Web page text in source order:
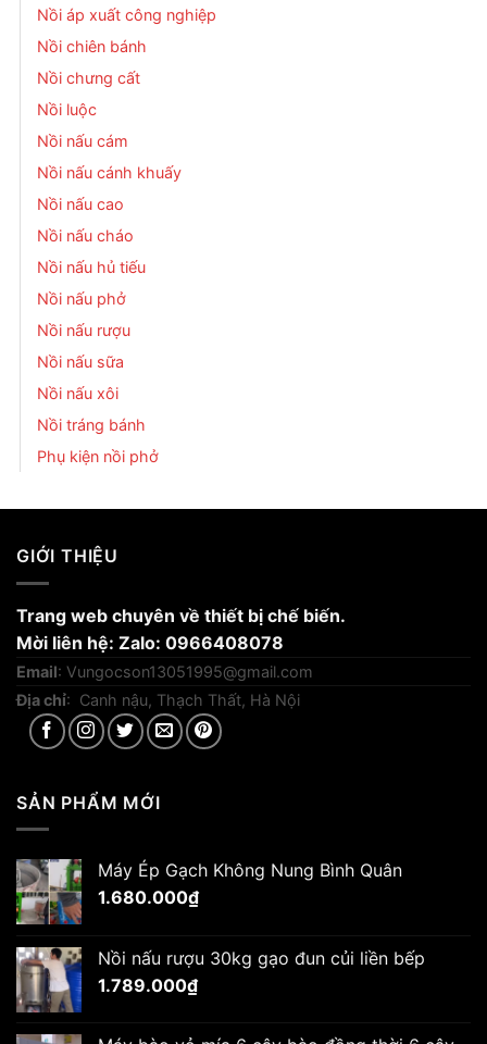
Nồi áp xuất công nghiệp
Nồi chiên bánh
Nồi chưng cất
Nồi luộc
Nồi nấu cám
Nồi nấu cánh khuấy
Nồi nấu cao
Nồi nấu cháo
Nồi nấu hủ tiếu
Nồi nấu phở
Nồi nấu rượu
Nồi nấu sữa
Nồi nấu xôi
Nồi tráng bánh
Phụ kiện nồi phở
GIỚI THIỆU
Trang web chuyên về thiết bị chế biến.
Mời liên hệ: Zalo: 0966408078
Email: Vungocson13051995@gmail.com
Địa chỉ: Canh nậu, Thạch Thất, Hà Nội
SẢN PHẨM MỚI
Máy Ép Gạch Không Nung Bình Quân
1.680.000₫
Nồi nấu rượu 30kg gạo đun củi liền bếp
1.789.000₫